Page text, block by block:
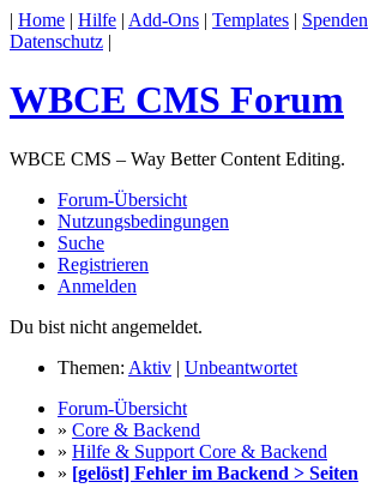
| Home | Hilfe | Add-Ons | Templates | Spenden
Datenschutz |
WBCE CMS Forum
WBCE CMS – Way Better Content Editing.
Forum-Übersicht
Nutzungsbedingungen
Suche
Registrieren
Anmelden
Du bist nicht angemeldet.
Themen: Aktiv | Unbeantwortet
Forum-Übersicht
» Core & Backend
» Hilfe & Support Core & Backend
» [gelöst] Fehler im Backend > Seiten